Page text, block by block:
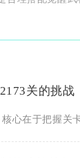
关的挑战